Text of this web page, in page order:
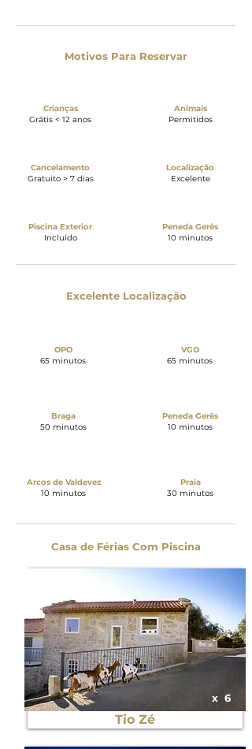
Motivos Para Reservar
Crianças
Grátis < 12 anos
Cancelamento
Gratuito > 7 dias
Piscina Exterior
Incluído
Animais
Permitidos
Localização
Excelente
Peneda Gerês
10 minutos
Excelente Localização
OPO
65 minutos
Braga
50 minutos
Arcos de Valdevez
10 minutos
VGO
65 minutos
Peneda Gerês
10 minutos
Praia
30 minutos
Casa de Férias Com Piscina
x 6
Tio Zé